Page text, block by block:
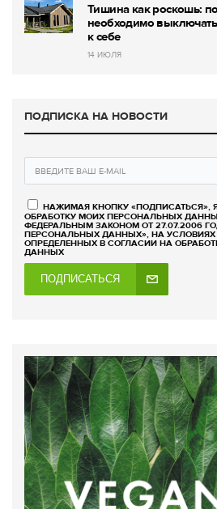
Тишина как роскошь:
необходимо
к себе
14 ИЮЛЯ
ПОДПИСКА НА НОВОСТИ
НАЖИМАЯ КНОПКУ «ПОДПИСАТЬСЯ»,
ОБРАБОТКУ МОИХ ПЕРСОНАЛЬНЫХ
ФЕДЕРАЛЬНЫМ ЗАКОНОМ ОТ 27.07.2006
ПЕРСОНАЛЬНЫХ ДАННЫХ», НА УСЛОВИЯХ
ОПРЕДЕЛЕННЫХ В СОГЛАСИИ НА
ДАННЫХ
ПОДПИСАТЬСЯ